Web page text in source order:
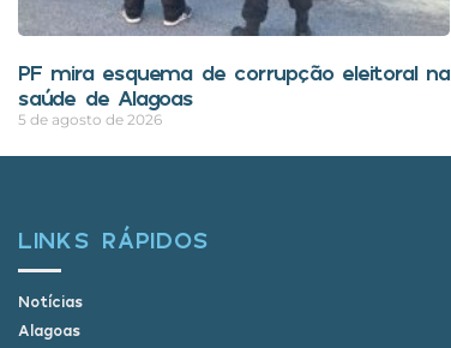
PF mira esquema de corrupção eleitoral na
saúde de Alagoas
5 de agosto de 2026
LINKS RÁPIDOS
Notícias
Alagoas